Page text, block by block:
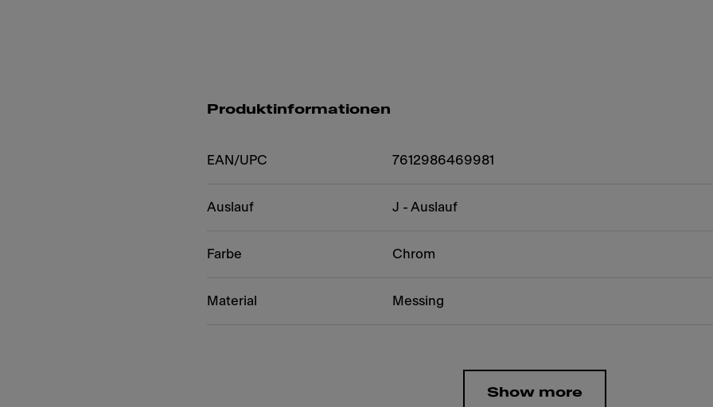
Produktinformationen
EAN/UPC 7612986469981
Auslauf J - Auslauf
Farbe Chrom
Material Messing
Show more